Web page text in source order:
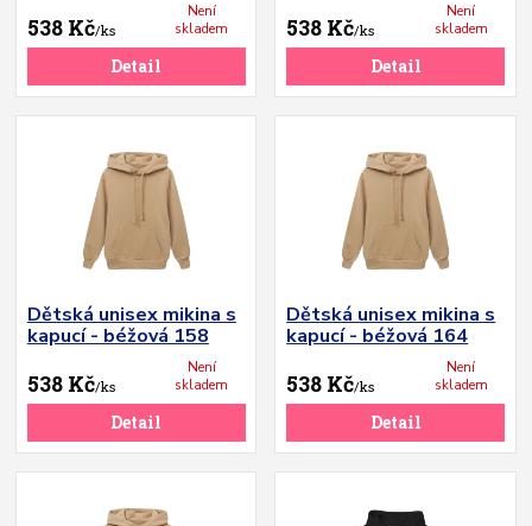
538 Kč/ks
Není
skladem
Detail
538 Kč/ks
Není
skladem
Detail
Dětská unisex mikina s
kapucí - béžová 158
538 Kč/ks
Není
skladem
Detail
Dětská unisex mikina s
kapucí - béžová 164
538 Kč/ks
Není
skladem
Detail